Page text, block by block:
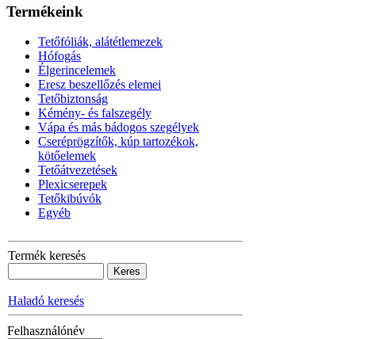
Termékeink
Tetőfóliák, alátétlemezek
Hófogás
Élgerincelemek
Eresz beszellőzés elemei
Tetőbiztonság
Kémény- és falszegély
Vápa és más bádogos szegélyek
Cseréprögzítők, kúp tartozékok,
kötőelemek
Tetőátvezetések
Plexicserepek
Tetőkibúvók
Egyéb
Termék keresés
Haladó keresés
Felhasználónév